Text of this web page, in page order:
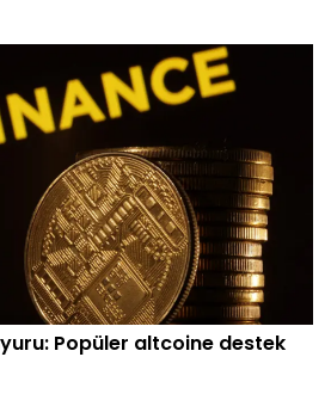
Popüler altcoine destek